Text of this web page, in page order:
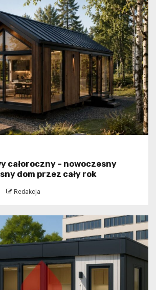
całoroczny – nowoczesny
dom przez cały rok
Redakcja